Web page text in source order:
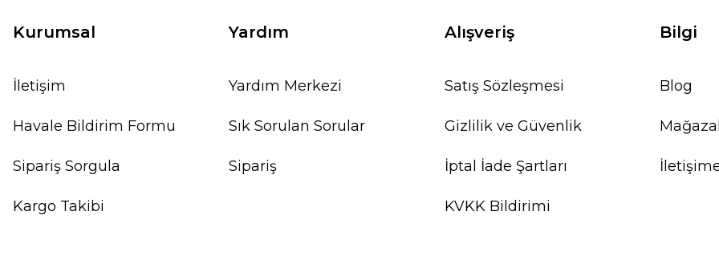
Kurumsal
İletişim
Havale Bildirim Formu
Sipariş Sorgula
Kargo Takibi
Yardım
Yardım Merkezi
Sık Sorulan Sorular
Sipariş
Alışveriş
Satış Sözleşmesi
Gizlilik ve Güvenlik
İptal İade Şartları
KVKK Bildirimi
Bilgi
Blog